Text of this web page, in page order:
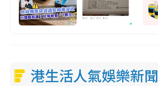
港生活人氣娛樂新聞